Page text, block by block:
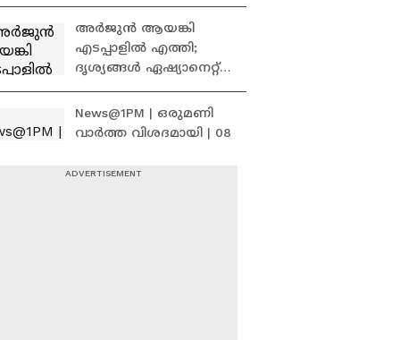
ഇറങ്ങാൻ ഇനിയും
സമയമെടുക്കും
അർജുൻ ആയങ്കി
എടപ്പാളിൽ എത്തി;
ദൃശ്യങ്ങൾ ഏഷ്യാനെറ്റ്
| Kerala Police
News@1PM | ഒരുമണി
വാർത്ത വിശദമായി | 08